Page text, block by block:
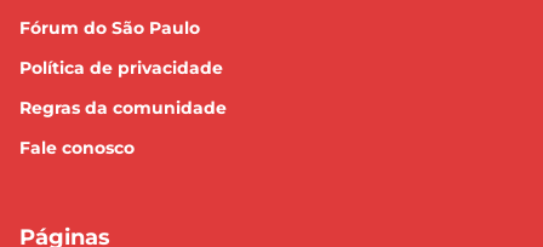
Fórum do São Paulo
Política de privacidade
Regras da comunidade
Fale conosco
Páginas